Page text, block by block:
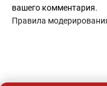
вашего комментария.
Правила